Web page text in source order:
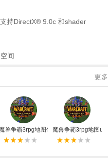
持DirectX® 9.0c 和shader
间
更多
魔兽争霸3rpg地图包 魔兽争霸3rpg地图u9